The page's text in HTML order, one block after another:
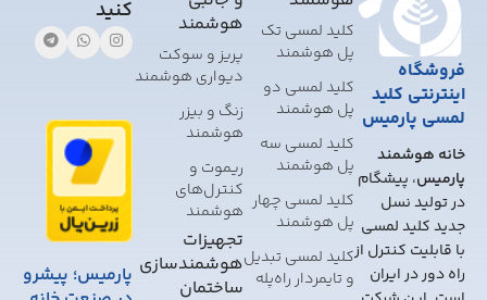
left
blank
فروشگاه
اینترنتی کلید
لمسی پارمیس
خانه هوشمند
پارمیس، پیشگام
در تولید نسل
جدید کلید لمسی
با قابلیت کنترل از
راه دور در ایران
کلید لمسی تک
پل هوشمند
کلید لمسی دو
پل هوشمند
کلید لمسی سه
پل هوشمند
کلید لمسی چهار
پل هوشمند
کلید لمسی تبدیل
و تایمر‌دار راه‌پله
هوشمند
پریز و سوکت
دیواری هوشمند
زنگ و بیزر
هوشمند
ریموت و
کنترل‌های
هوشمند
تجهیزات
هوشمندسازی
ساختمان
کنید
پارمیس؛ پیشرو